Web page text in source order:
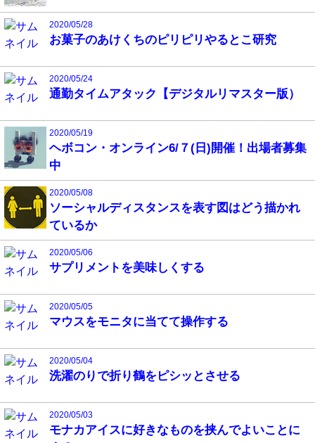
2020/05/28
お菓子のあけくちのピリピリやるとこ研究
2020/05/24
通勤タイムアタック【デジタルリマスター版）
2020/05/19
ヘボコン・オンライン6/７(日)開催！出場者募集
中
2020/05/08
ソーシャルディスタンスを表す図はどう描かれ
ているか
2020/05/06
サプリメントを美味しくする
2020/05/05
マウスをモニタに当てて操作する
2020/05/04
洗濯のりで折り鶴をピシッとさせる
2020/05/03
モナカアイスに好きなものを挟んでよいことに